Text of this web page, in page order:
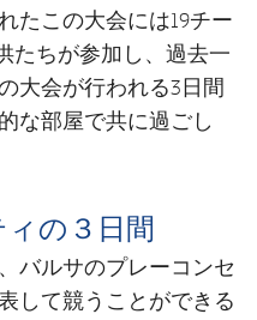
たこの大会には19チー
たちが参加し、過去一
大会が行われる3日間
な部屋で共に過ごし
の３日間
バルサのプレーコンセ
して競うことができる